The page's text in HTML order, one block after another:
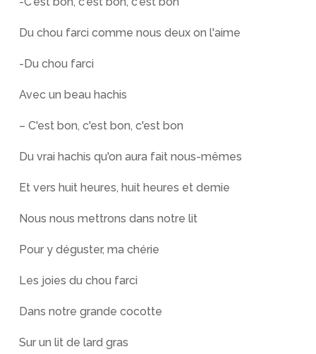
Du chou farci comme nous deux on l'aime
-Du chou farci
Avec un beau hachis
– C'est bon, c'est bon, c'est bon
Du vrai hachis qu'on aura fait nous-mêmes
Et vers huit heures, huit heures et demie
Nous nous mettrons dans notre lit
Pour y déguster, ma chérie
Les joies du chou farci
Dans notre grande cocotte
Sur un lit de lard gras